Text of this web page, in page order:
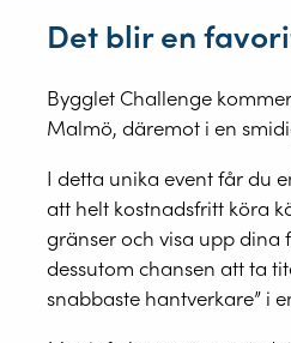
Det blir en
Bygglet Challenge
Malmö, däremot i en
I detta unika event får du
att helt kostnadsfritt köra
gränser och visa upp dina
dessutom chansen att ta
snabbaste hantverkare” i